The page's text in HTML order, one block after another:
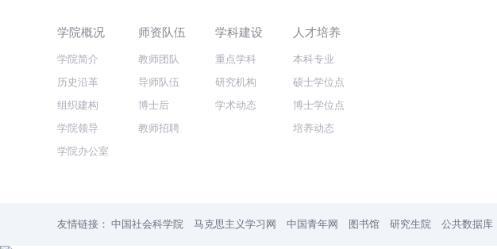
学院概况
学院简介
历史沿革
组织建构
学院领导
学院办公室
师资队伍
教师团队
导师队伍
博士后
教师招聘
学科建设
重点学科
研究机构
学术动态
人才培养
本科专业
硕士学位点
博士学位点
培养动态
友情链接： 中国社会科学院 马克思主义学习网 中国青年网 图书馆 研究生院 公共数据库